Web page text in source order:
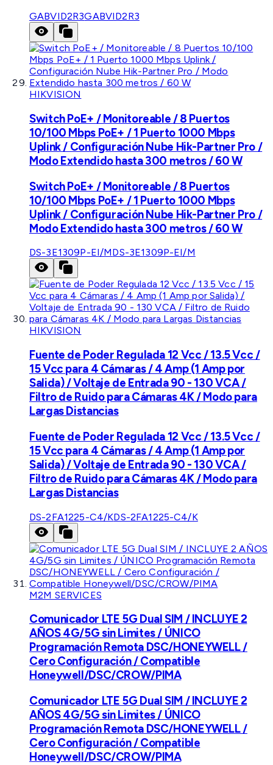
GABVID2R3GABVID2R3
HIKVISION
Switch PoE+ / Monitoreable / 8 Puertos
10/100 Mbps PoE+ / 1 Puerto 1000 Mbps
Uplink / Configuración Nube Hik-Partner Pro /
Modo Extendido hasta 300 metros / 60 W
Switch PoE+ / Monitoreable / 8 Puertos
10/100 Mbps PoE+ / 1 Puerto 1000 Mbps
Uplink / Configuración Nube Hik-Partner Pro /
Modo Extendido hasta 300 metros / 60 W
DS-3E1309P-EI/MDS-3E1309P-EI/M
HIKVISION
Fuente de Poder Regulada 12 Vcc / 13.5 Vcc /
15 Vcc para 4 Cámaras / 4 Amp (1 Amp por
Salida) / Voltaje de Entrada 90 - 130 VCA /
Filtro de Ruido para Cámaras 4K / Modo para
Largas Distancias
Fuente de Poder Regulada 12 Vcc / 13.5 Vcc /
15 Vcc para 4 Cámaras / 4 Amp (1 Amp por
Salida) / Voltaje de Entrada 90 - 130 VCA /
Filtro de Ruido para Cámaras 4K / Modo para
Largas Distancias
DS-2FA1225-C4/KDS-2FA1225-C4/K
M2M SERVICES
Comunicador LTE 5G Dual SIM / INCLUYE 2
AÑOS 4G/5G sin Limites / ÚNICO
Programación Remota DSC/HONEYWELL /
Cero Configuración / Compatible
Honeywell/DSC/CROW/PIMA
Comunicador LTE 5G Dual SIM / INCLUYE 2
AÑOS 4G/5G sin Limites / ÚNICO
Programación Remota DSC/HONEYWELL /
Cero Configuración / Compatible
Honeywell/DSC/CROW/PIMA